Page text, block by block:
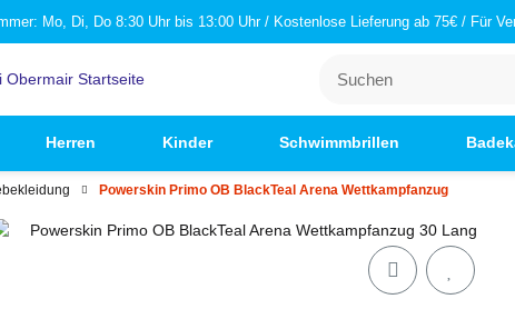
Mo, Di, Do 8:30 Uhr bis 13:00 Uhr / Kostenlose Lieferung ab 75€ / Für
Herren Kinder Schwimmbrillen
Powerskin Primo OB BlackTeal Arena Wettkampfanzug